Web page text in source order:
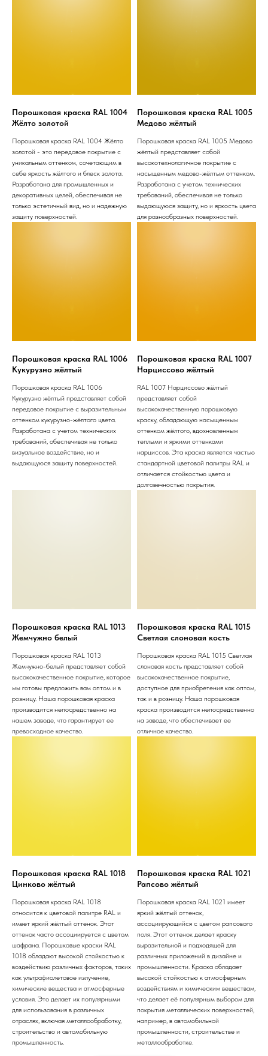
Порошковая краска RAL 1004
Жёлто золотой
Порошковая краска RAL 1004 Жёлто
золотой - это передовое покрытие с
уникальным оттенком, сочетающим в
себе яркость жёлтого и блеск золота.
Разработана для промышленных и
декоративных целей, обеспечивая не
только эстетичный вид, но и надежную
защиту поверхностей.
Порошковая краска RAL 1005
Медово жёлтый
Порошковая краска RAL 1005 Медово
жёлтый представляет собой
высокотехнологичное покрытие с
насыщенным медово-жёлтым оттенком.
Разработана с учетом технических
требований, обеспечивая не только
выдающуюся защиту, но и яркость цвета
для разнообразных поверхностей.
Порошковая краска RAL 1006
Кукурузно жёлтый
Порошковая краска RAL 1006
Кукурузно жёлтый представляет собой
передовое покрытие с выразительным
оттенком кукурузно-жёлтого цвета.
Разработана с учетом технических
требований, обеспечивая не только
визуальное воздействие, но и
выдающуюся защиту поверхностей.
Порошковая краска RAL 1007
Нарциссово жёлтый
RAL 1007 Нарциссово жёлтый
представляет собой
высококачественную порошковую
краску, обладающую насыщенным
оттенком жёлтого, вдохновленным
теплыми и яркими оттенками
нарциссов. Эта краска является частью
стандартной цветовой палитры RAL и
отличается стойкостью цвета и
долговечностью покрытия.
Порошковая краска RAL 1013
Жемчужно белый
Порошковая краска RAL 1013
Жемчужно-белый представляет собой
высококачественное покрытие, которое
мы готовы предложить вам оптом и в
розницу. Наша порошковая краска
производится непосредственно на
нашем заводе, что гарантирует ее
превосходное качество.
Порошковая краска RAL 1015
Светлая слоновая кость
Порошковая краска RAL 1015 Светлая
слоновая кость представляет собой
высококачественное покрытие,
доступное для приобретения как оптом,
так и в розницу. Наша порошковая
краска производится непосредственно
на заводе, что обеспечивает ее
отличное качество.
Порошковая краска RAL 1018
Цинково жёлтый
Порошковая краска RAL 1018
относится к цветовой палитре RAL и
имеет яркий жёлтый оттенок. Этот
оттенок часто ассоциируется с цветом
шафрана. Порошковые краски RAL
1018 обладают высокой стойкостью к
воздействию различных факторов, таких
как ультрафиолетовое излучение,
химические вещества и атмосферные
условия. Это делает их популярными
для использования в различных
отраслях, включая металлообработку,
строительство и автомобильную
промышленность.
Порошковая краска RAL 1021
Рапсово жёлтый
Порошковая краска RAL 1021 имеет
яркий жёлтый оттенок,
ассоциирующийся с цветом рапсового
поля. Этот оттенок делает краску
выразительной и подходящей для
различных приложений в дизайне и
промышленности. Краска обладает
высокой стойкостью к атмосферным
воздействиям и химическим веществам,
что делает её популярным выбором для
покрытия металлических поверхностей,
например, в автомобильной
промышленности, строительстве и
металлообработке.